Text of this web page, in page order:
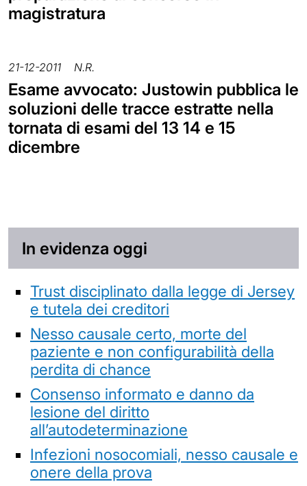
magistratura
21-12-2011 N.R.
Esame avvocato: Justowin pubblica le
soluzioni delle tracce estratte nella
tornata di esami del 13 14 e 15
dicembre
In evidenza oggi
Trust disciplinato dalla legge di Jersey
e tutela dei creditori
Nesso causale certo, morte del
paziente e non configurabilità della
perdita di chance
Consenso informato e danno da
lesione del diritto
all’autodeterminazione
Infezioni nosocomiali, nesso causale e
onere della prova